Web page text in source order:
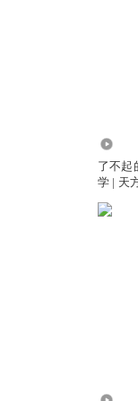
了不起
学 | 天